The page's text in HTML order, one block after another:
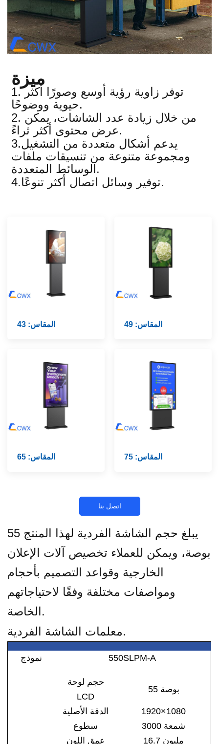
ميزة
1. توفر زاوية رؤية أوسع وصورًا أكثر
حيوية ووضوحًا.
2. من خلال زيادة عدد الشاشات، يمكن
عرض محتوى أكثر ثراءً.
3.يدعم أشكال متعددة من التشغيل
ومجموعة متنوعة من تنسيقات ملفات
الوسائط المتعددة.
4.توفير وسائل اتصال أكثر تنوعًا.
المقاس: 43 المقاس: 49
المقاس: 65 المقاس: 75
اتصل بنا
يبلغ حجم الشاشة الفردية لهذا المنتج 55
بوصة، ويمكن للعملاء تخصيص آلات الإعلان
الخارجية وقواعد التصميم بأحجام
ومواصفات مختلفة وفقًا لاحتياجاتهم
الخاصة.
معلمات الشاشة الفردية.
نموذج 550SLPM-A
حجم لوحة
LCD
55 بوصة
الدقة الأصلية
1920×1080
سطوع
3000 شمعة
عمق اللون
16.7 مليون